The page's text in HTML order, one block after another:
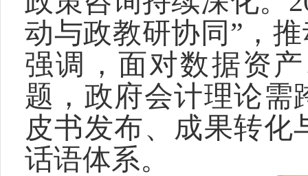
动与政教研协同”，
强调，面对数据资
题，政府会计理论需
皮书发布、成果转化
话语体系。